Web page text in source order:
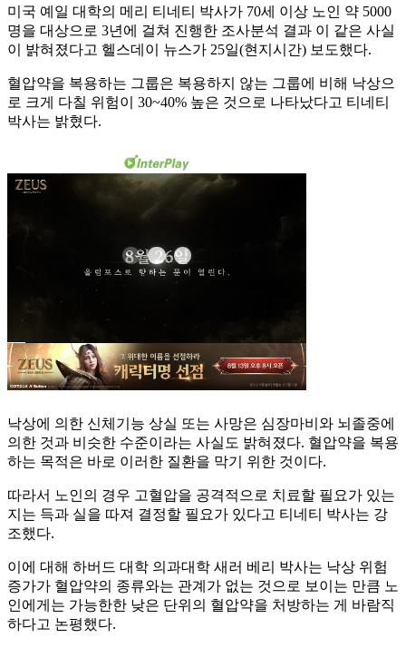
미국 예일 대학의 메리 티네티 박사가 70세 이상 노인 약 5000
명을 대상으로 3년에 걸쳐 진행한 조사분석 결과 이 같은 사실
이 밝혀졌다고 헬스데이 뉴스가 25일(현지시간) 보도했다.
혈압약을 복용하는 그룹은 복용하지 않는 그룹에 비해 낙상으
로 크게 다칠 위험이 30~40% 높은 것으로 나타났다고 티네티
박사는 밝혔다.
낙상에 의한 신체기능 상실 또는 사망은 심장마비와 뇌졸중에
의한 것과 비슷한 수준이라는 사실도 밝혀졌다. 혈압약을 복용
하는 목적은 바로 이러한 질환을 막기 위한 것이다.
따라서 노인의 경우 고혈압을 공격적으로 치료할 필요가 있는
지는 득과 실을 따져 결정할 필요가 있다고 티네티 박사는 강
조했다.
이에 대해 하버드 대학 의과대학 새러 베리 박사는 낙상 위험
증가가 혈압약의 종류와는 관계가 없는 것으로 보이는 만큼 노
인에게는 가능한한 낮은 단위의 혈압약을 처방하는 게 바람직
하다고 논평했다.